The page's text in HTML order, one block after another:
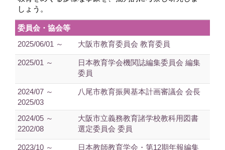
しょう。
委員会・協会等
2025/06/01 ～
大阪市教育委員会 教育委員
2025/01 ～
日本教育学会機関誌編集委員会 編集
委員
2024/07 ～
2025/03
八尾市教育振興基本計画審議会 会長
2024/05 ～
2202/08
大阪市立義務教育諸学校教科用図書
選定委員会 委員
2023/10 ～ 日本教師教育学会・第12期年報編集